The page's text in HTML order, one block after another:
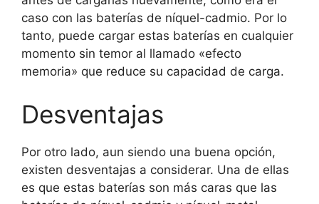
caso con las baterías de níquel-cadmio. Por lo
tanto, puede cargar estas baterías en cualquier
momento sin temor al llamado «efecto
memoria» que reduce su capacidad de carga.
Desventajas
Por otro lado, aun siendo una buena opción,
existen desventajas a considerar. Una de ellas
es que estas baterías son más caras que las